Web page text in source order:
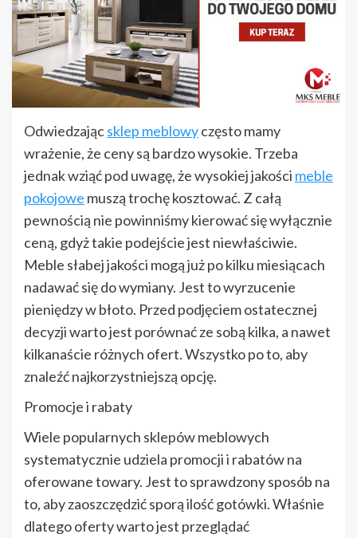
Odwiedzającsklep meblowyczęsto mamy
wrażenie, że ceny są bardzo wysokie. Trzeba
jednak wziąć pod uwagę, że wysokiej jakości meble
pokojowe muszą trochę kosztować. Z całą
pewnością nie powinniśmy kierować się wyłącznie
ceną, gdyż takie podejście jest niewłaściwie.
Meble słabej jakości mogą już po kilku miesiącach
nadawać się do wymiany. Jest to wyrzucenie
pieniędzy w błoto. Przed podjęciem ostatecznej
decyzji warto jest porównać ze sobą kilka, a nawet
kilkanaście różnych ofert. Wszystko po to, aby
znaleźć najkorzystniejszą opcję.
Promocje i rabaty
Wiele popularnych sklepów meblowych
systematycznie udziela promocji i rabatów na
oferowane towary. Jest to sprawdzony sposób na
to, aby zaoszczędzić sporą ilość gotówki. Właśnie
dlatego oferty warto jest przeglądać